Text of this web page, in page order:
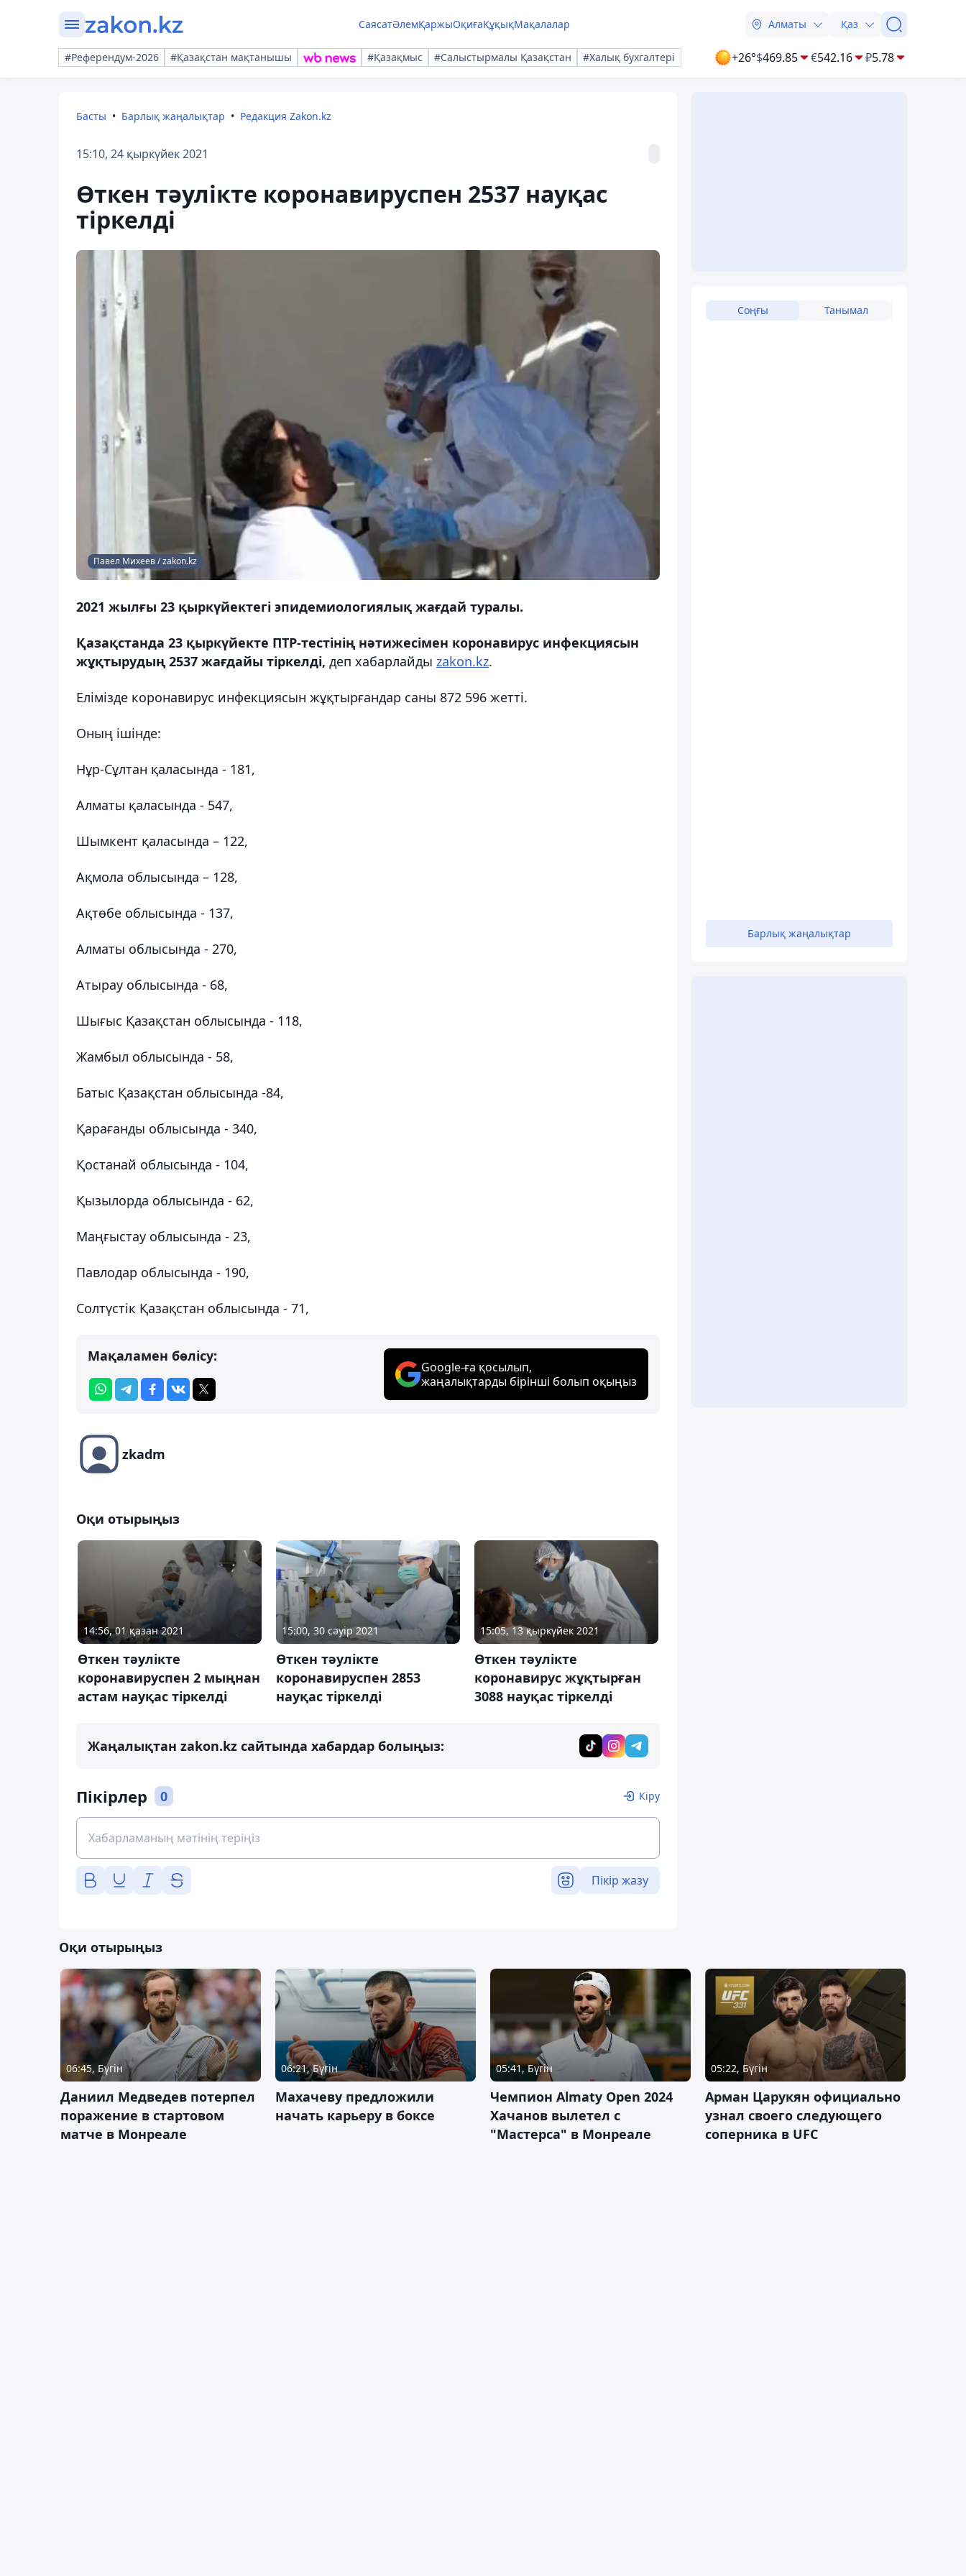
СаясатӘлемҚаржыОқиғаҚұқықМақалалар Алматы Қаз
#Референдум-2026 #Қазақстан мақтанышы #Қазақмыс #Салыстырмалы Қазақстан #Халық бухгалтері +26°$469.85 €542.16 ₽5.78
Басты Барлық жаңалықтар Редакция Zakon.kz
15:10, 24 қыркүйек 2021
Өткен тәулікте коронавируспен 2537 науқас
тіркелді
Павел Михеев / zakon.kz
2021 жылғы 23 қыркүйектегі эпидемиологиялық жағдай туралы.
Қазақстанда 23 қыркүйекте ПТР-тестінің нәтижесімен коронавирус инфекциясын
жұқтырудың 2537 жағдайы тіркелді, деп хабарлайды zakon.kz.
Елімізде коронавирус инфекциясын жұқтырғандар саны 872 596 жетті.
Оның ішінде:
Нұр-Сұлтан қаласында - 181,
Алматы қаласында - 547,
Шымкент қаласында – 122,
Ақмола облысында – 128,
Ақтөбе облысында - 137,
Алматы облысында - 270,
Атырау облысында - 68,
Шығыс Қазақстан облысында - 118,
Жамбыл облысында - 58,
Батыс Қазақстан облысында -84,
Қарағанды облысында - 340,
Қостанай облысында - 104,
Қызылорда облысында - 62,
Маңғыстау облысында - 23,
Павлодар облысында - 190,
Солтүстік Қазақстан облысында - 71,
Мақаламен бөлісу:
Google-ға қосылып,
жаңалықтарды бірінші болып оқыңыз
zkadm
Оқи отырыңыз
14:56, 01 қазан 2021
Өткен тәулікте
коронавируспен 2 мыңнан
астам науқас тіркелді
15:00, 30 сәуір 2021
Өткен тәулікте
коронавируспен 2853
науқас тіркелді
15:05, 13 қыркүйек 2021
Өткен тәулікте
коронавирус жұқтырған
3088 науқас тіркелді
Жаңалықтан zakon.kz сайтында хабардар болыңыз:
Пікірлер 0 Кіру
Пікір жазу
Соңғы Танымал
Барлық жаңалықтар
Оқи отырыңыз
06:45, Бүгін
Даниил Медведев потерпел
поражение в стартовом
матче в Монреале
06:21, Бүгін
Махачеву предложили
начать карьеру в боксе
05:41, Бүгін
Чемпион Almaty Open 2024
Хачанов вылетел с
"Мастерса" в Монреале
05:22, Бүгін
Арман Царукян официально
узнал своего следующего
соперника в UFC